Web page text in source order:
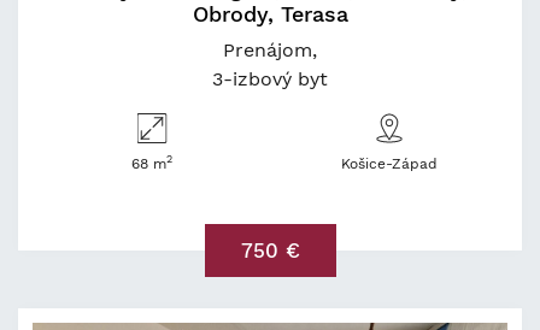
Obrody, Terasa
Prenájom
3-izbový byt
68 m2 Košice-Západ
750 €